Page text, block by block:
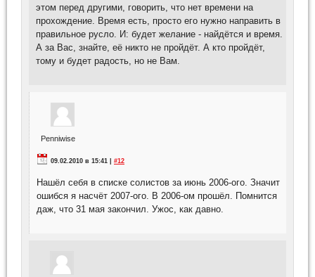
этом перед другими, говорить, что нет времени на
прохождение. Время есть, просто его нужно направить в
правильное русло. И: будет желание - найдётся и время.
А за Вас, знайте, её никто не пройдёт. А кто пройдёт,
тому и будет радость, но не Вам.
Penniwise
09.02.2010 в 15:41 | #12
Нашёл себя в списке солистов за июнь 2006-ого. Значит
ошибся я насчёт 2007-ого. В 2006-ом прошёл. Помнится
даж, что 31 мая закончил. Ужос, как давно.